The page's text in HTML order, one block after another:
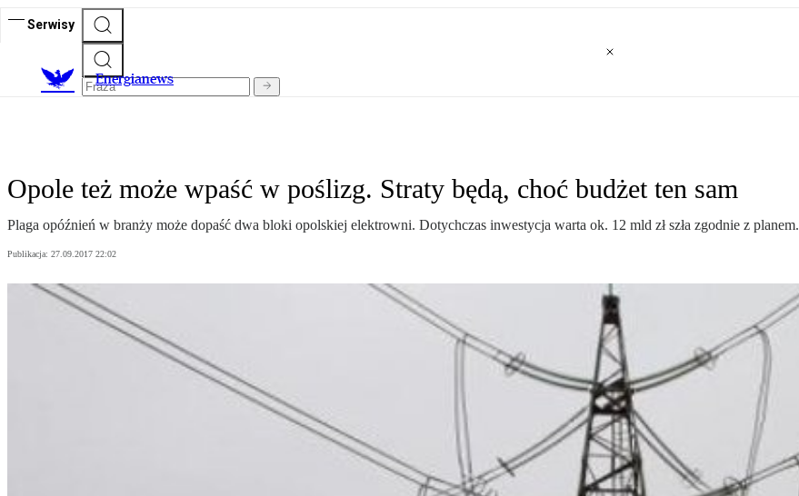
Serwisy
Energianews
Opole też może wpaść w poślizg. Straty będą, choć budżet ten sam
Plaga opóźnień w branży może dopaść dwa bloki opolskiej elektrowni. Dotychczas inwestycja warta ok. 12 mld zł szła zgodnie z planem.
Publikacja: 27.09.2017 22:02